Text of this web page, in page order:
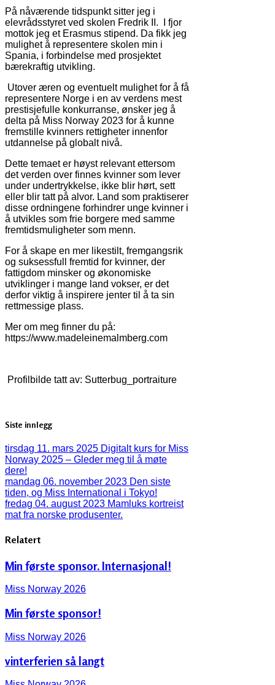
På nåværende tidspunkt sitter jeg i
elevrådsstyret ved skolen Fredrik II. I fjor
mottok jeg et Erasmus stipend. Da fikk jeg
mulighet å representere skolen min i
Spania, i forbindelse med prosjektet
bærekraftig utvikling.
Utover æren og eventuelt mulighet for å få
representere Norge i en av verdens mest
prestisjefulle konkurranse, ønsker jeg å
delta på Miss Norway 2023 for å kunne
fremstille kvinners rettigheter innenfor
utdannelse på globalt nivå.
Dette temaet er høyst relevant ettersom
det verden over finnes kvinner som lever
under undertrykkelse, ikke blir hørt, sett
eller blir tatt på alvor. Land som praktiserer
disse ordningene forhindrer unge kvinner i
å utvikles som frie borgere med samme
fremtidsmuligheter som menn.
For å skape en mer likestilt, fremgangsrik
og suksessfull fremtid for kvinner, der
fattigdom minsker og økonomiske
utviklinger i mange land vokser, er det
derfor viktig å inspirere jenter til å ta sin
rettmessige plass.
Mer om meg finner du på:
https://www.madeleinemalmberg.com
Profilbilde tatt av: Sutterbug_portraiture
Siste innlegg
tirsdag 11. mars 2025 Digitalt kurs for Miss
Norway 2025 – Gleder meg til å møte
dere!
mandag 06. november 2023 Den siste
tiden, og Miss International i Tokyo!
fredag 04. august 2023 Mamluks kortreist
mat fra norske produsenter.
Relatert
Min første sponsor. Internasjonal!
Miss Norway 2026
Min første sponsor!
Miss Norway 2026
vinterferien så langt